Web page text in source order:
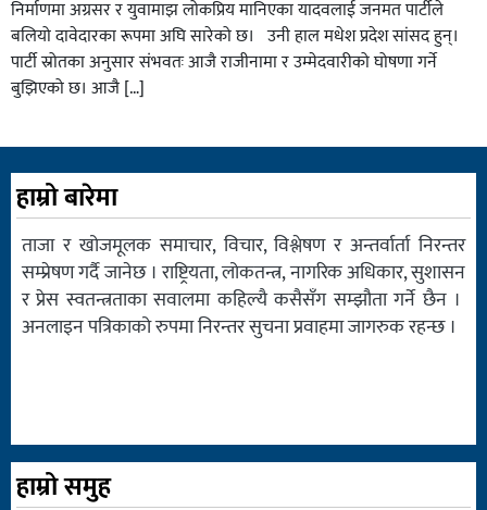
निर्माणमा अग्रसर र युवामाझ लोकप्रिय मानिएका यादवलाई जनमत पार्टीले
बलियो दावेदारका रूपमा अघि सारेको छ। उनी हाल मधेश प्रदेश सांसद हुन्।
पार्टी स्रोतका अनुसार संभवतः आजै राजीनामा र उम्मेदवारीको घोषणा गर्ने
बुझिएको छ। आजै […]
हाम्रो बारेमा
ताजा र खोजमूलक समाचार, विचार, विश्लेषण र अन्तर्वार्ता निरन्तर
सम्प्रेषण गर्दै जानेछ । राष्ट्रियता, लोकतन्त्र, नागरिक अधिकार, सुशासन
र प्रेस स्वतन्त्रताका सवालमा कहिल्यै कसैसँग सम्झौता गर्ने छैन ।
अनलाइन पत्रिकाको रुपमा निरन्तर सुचना प्रवाहमा जागरुक रहन्छ ।
हाम्रो समुह